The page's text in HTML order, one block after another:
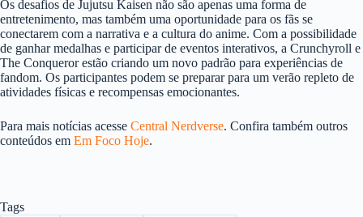
Os desafios de Jujutsu Kaisen não são apenas uma forma de
entretenimento, mas também uma oportunidade para os fãs se
conectarem com a narrativa e a cultura do anime. Com a possibilidade
de ganhar medalhas e participar de eventos interativos, a Crunchyroll e
The Conqueror estão criando um novo padrão para experiências de
fandom. Os participantes podem se preparar para um verão repleto de
atividades físicas e recompensas emocionantes.
Para mais notícias acesse Central Nerdverse. Confira também outros
conteúdos em Em Foco Hoje.
Tags